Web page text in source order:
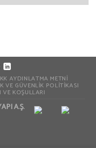
AYDINLATMA METNI
VE GÜVENLIK POLITIKASI
VE KOŞULLARI
A.Ş.